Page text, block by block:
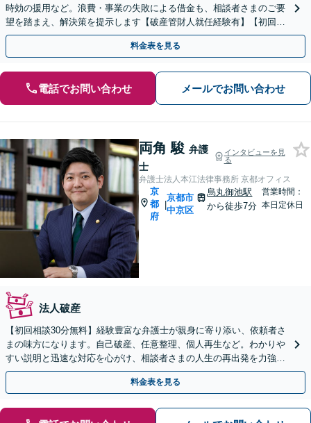
時効の援用など。浪費・事業の失敗による借金も、相談者さまのご要
望を踏まえ、解決策を提示します【破産管財人就任経験有】【初回相
談30分無料】
料金表を見る
電話でお問い合わせ メールでお問い合わせ
両角 駿 弁護
士
インタビューを見
る
弁護士法人本江法律事務所 京都オフィス
京
都
府
|
京都市
中京区
烏丸御池駅
から徒歩7分
営業時間：
本日定休日
法人破産
【初回相談30分無料】経験豊富な弁護士が親身に寄り添い、依頼者さ
まの味方になります。自己破産、任意整理、個人再生など。わかりや
すい説明と迅速な対応を心がけ、相談者さまの人生の再出発を力強く
応援いたします。
料金表を見る